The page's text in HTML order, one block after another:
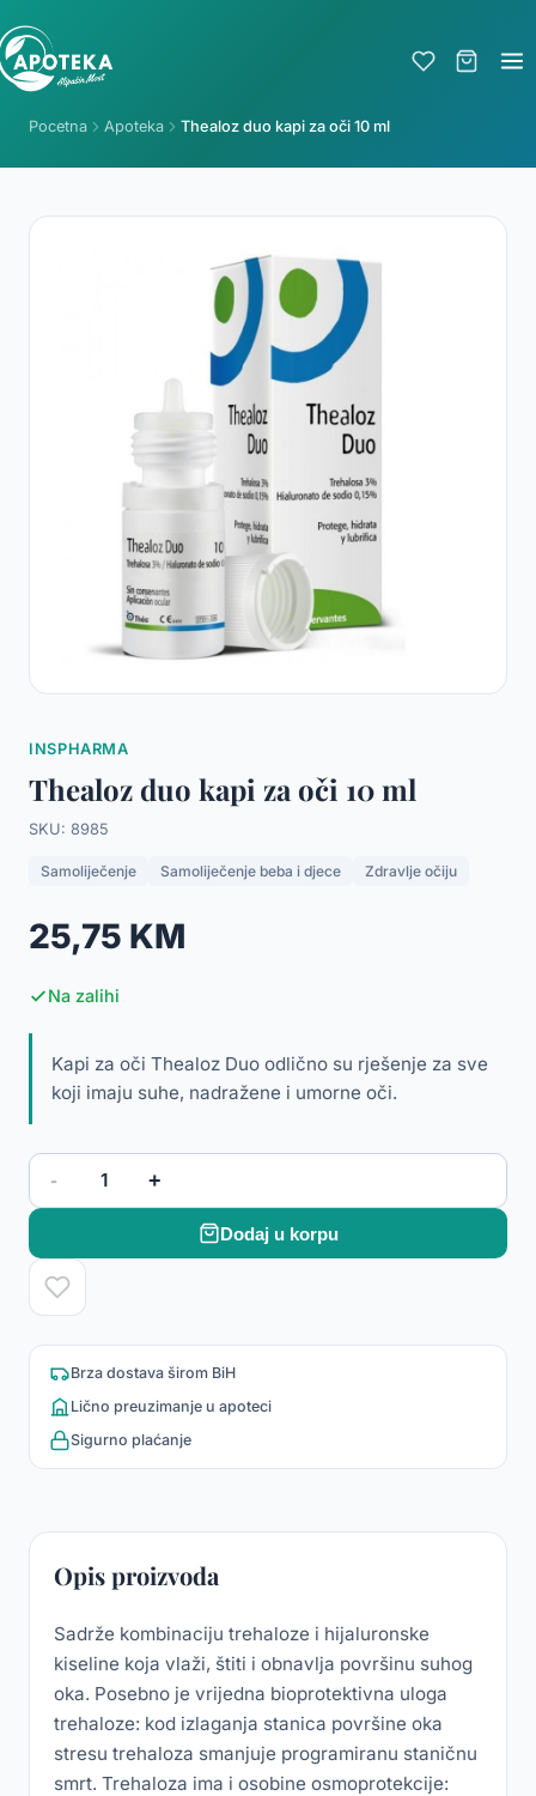
Pocetna Apoteka Thealoz duo kapi za oči 10 ml
INSPHARMA
Thealoz duo kapi za oči 10 ml
SKU: 8985
Samoliječenje Samoliječenje beba i djece Zdravlje očiju
25,75 KM
Na zalihi
Kapi za oči Thealoz Duo odlično su rješenje za sve
koji imaju suhe, nadražene i umorne oči.
- 1 +
Dodaj u korpu
Brza dostava širom BiH
Lično preuzimanje u apoteci
Sigurno plaćanje
Opis proizvoda
Sadrže kombinaciju trehaloze i hijaluronske
kiseline koja vlaži, štiti i obnavlja površinu suhog
oka. Posebno je vrijedna bioprotektivna uloga
trehaloze: kod izlaganja stanica površine oka
stresu trehaloza smanjuje programiranu staničnu
smrt. Trehaloza ima i osobine osmoprotekcije: